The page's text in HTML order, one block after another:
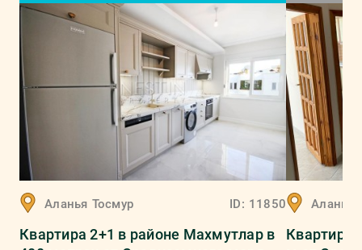
Аланья Тосмур ID: 11850
Квартира 2+1 в районе Махмутлар в
Аланья
Квартира